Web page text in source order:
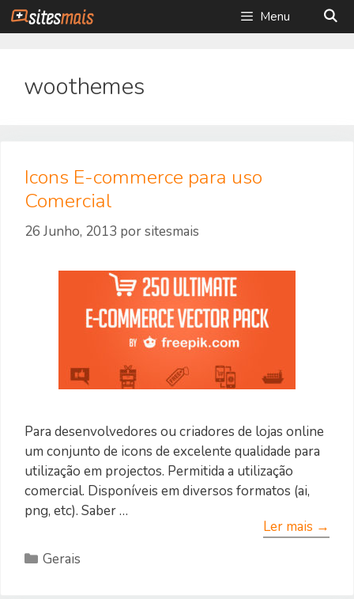
Saltar
para
Menu
woothemes
Icons E-commerce para uso
Comercial
26 Junho, 2013 porsitesmais
Para desenvolvedores ou criadores de lojas online
um conjunto de icons de excelente qualidade para
utilização em projectos. Permitida a utilização
comercial. Disponíveis em diversos formatos (ai,
png, etc). Saber …
Ler mais →
Categorias
Gerais